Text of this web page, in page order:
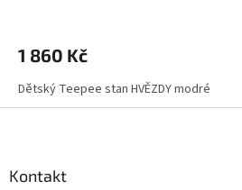
1 860 Kč
Dětský Teepee stan HVĚZDY modré
Kontakt